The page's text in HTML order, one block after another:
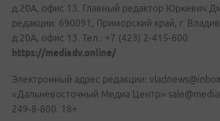
д.20А, офис 13. Главный редактор Юркевич
редакции: 690091, Приморский край, г.
д.20А, офис 13. Тел.: +7 (423) 2-415-600.
https://mediadv.online/
Электронный адрес редакции:
«Дальневосточный Медиа Центр»
249-8-800. 18+